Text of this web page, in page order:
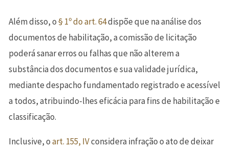
Além disso, o§ 1º do art. 64dispõe que na análise dos
documentos de habilitação, a comissão de licitação
poderá sanar erros ou falhas que não alterem a
substância dos documentos e sua validade jurídica,
mediante despacho fundamentado registrado e acessível
a todos, atribuindo-lhes eficácia para fins de habilitação e
classificação.
Inclusive, oart. 155, IVconsidera infração o ato de deixar